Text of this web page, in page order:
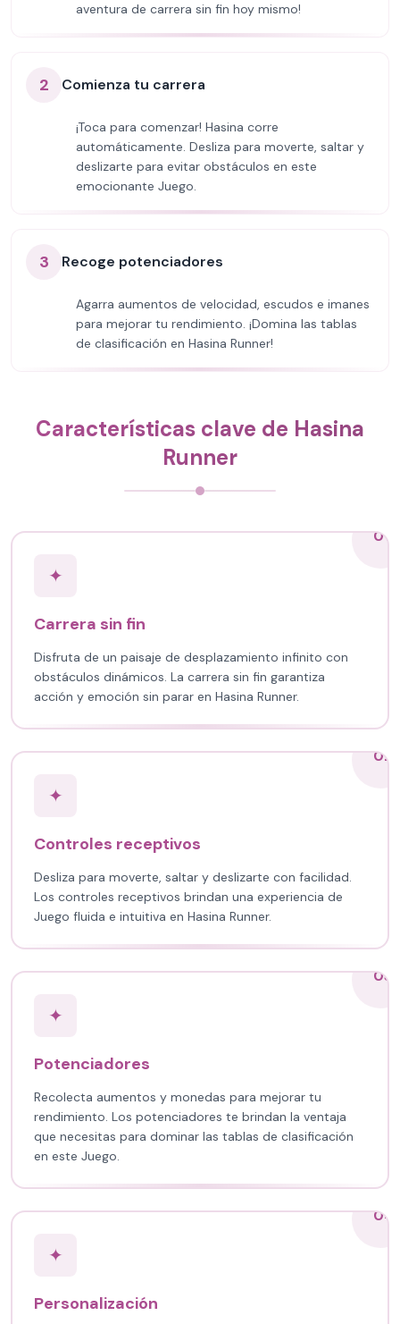
aventura de carrera sin fin hoy mismo!
2 Comienza tu carrera
¡Toca para comenzar! Hasina corre
automáticamente. Desliza para moverte, saltar y
deslizarte para evitar obstáculos en este
emocionante Juego.
3 Recoge potenciadores
Agarra aumentos de velocidad, escudos e imanes
para mejorar tu rendimiento. ¡Domina las tablas
de clasificación en Hasina Runner!
Características clave de Hasina
Runner
01
✦
Carrera sin fin
Disfruta de un paisaje de desplazamiento infinito con
obstáculos dinámicos. La carrera sin fin garantiza
acción y emoción sin parar en Hasina Runner.
02
✦
Controles receptivos
Desliza para moverte, saltar y deslizarte con facilidad.
Los controles receptivos brindan una experiencia de
Juego fluida e intuitiva en Hasina Runner.
03
✦
Potenciadores
Recolecta aumentos y monedas para mejorar tu
rendimiento. Los potenciadores te brindan la ventaja
que necesitas para dominar las tablas de clasificación
en este Juego.
04
✦
Personalización